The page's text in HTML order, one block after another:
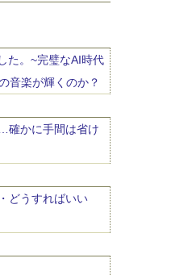
た。~完璧なAI時代
音楽が輝くのか？
確かに手間は省け
どうすればいい